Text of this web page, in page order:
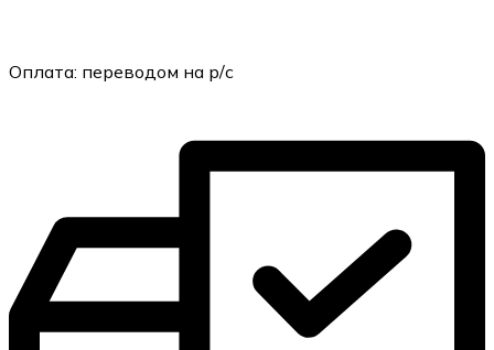
Оплата: переводом на р/с